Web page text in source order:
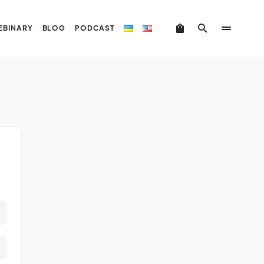
BLOG PODCAST